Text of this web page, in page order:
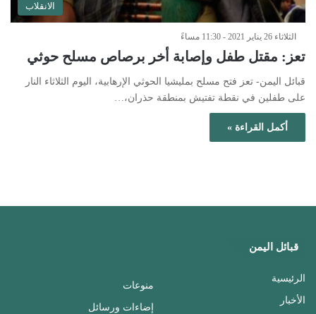
الانقلاب
الثلاثاء 26 يناير 2021 - 11:30 مساءً
تعز: مقتل طفل وإصابة أخر برصاص مسلح حوثي
قبائل اليمن- تعز فتح مسلح بمليشيا الحوثي الإرهابية، اليوم الثلاثاء النار
على طفلين في نقطة تفتيش بمنطقة حذران،…
أكمل القراءة »
قبائل اليمن
الرئيسية
الأخبار
منوعات
إضاءات ورسائل